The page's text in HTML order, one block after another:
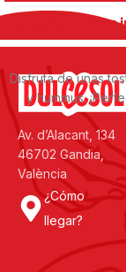
Tostadas de
Disfruta de unas
y hummus.
Av. d’Alacant, 134
46702 Gandia,
València
¿Cómo
llegar?